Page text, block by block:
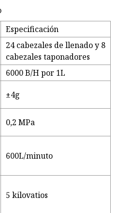
Especificación
24 cabezales de llenado y 8
cabezales taponadores
6000 B/H por 1L
±4g
0,2 MPa
600L/minuto
5 kilovatios